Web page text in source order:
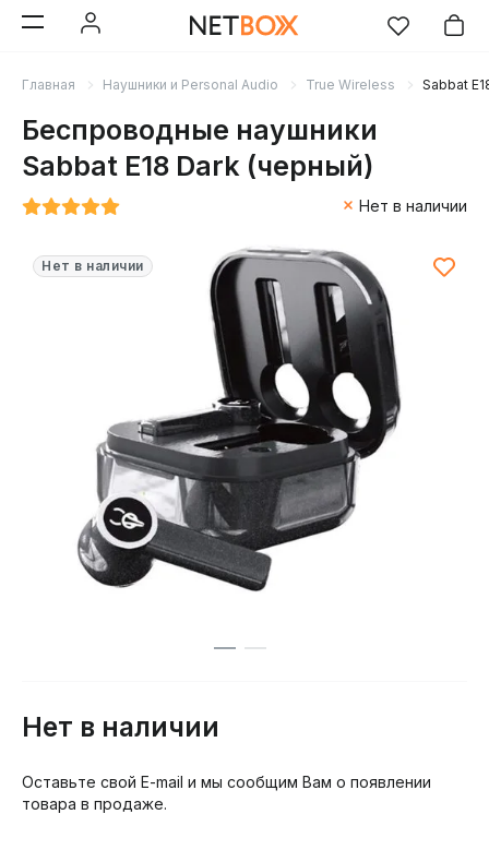
Главная Наушники и Personal Audio True Wireless Sabbat
Беспроводные наушники
Sabbat E18 Dark (черный)
Нет в наличии
Нет в наличии
Нет в наличии
Оставьте свой E-mail и мы сообщим Вам о появлении
товара в продаже.